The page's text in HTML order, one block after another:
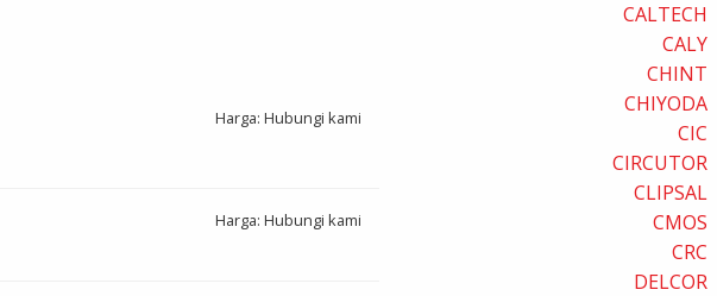
CALTECH
CALY
CHINT
CHIYODA
CIC
CIRCUTOR
CLIPSAL
CMOS
CRC
DELCOR
Harga: Hubungi kami
Harga: Hubungi kami